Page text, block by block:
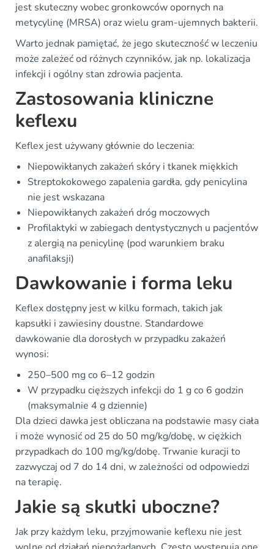
jest skuteczny wobec gronkowców opornych na
metycylinę (MRSA) oraz wielu gram-ujemnych bakterii.
Warto jednak pamiętać, że jego skuteczność w leczeniu
może zależeć od różnych czynników, jak np. lokalizacja
infekcji i ogólny stan zdrowia pacjenta.
Zastosowania kliniczne
keflexu
Keflex jest używany głównie do leczenia:
Niepowikłanych zakażeń skóry i tkanek miękkich
Streptokokowego zapalenia gardła, gdy penicylina
nie jest wskazana
Niepowikłanych zakażeń dróg moczowych
Profilaktyki w zabiegach dentystycznych u pacjentów
z alergią na penicylinę (pod warunkiem braku
anafilaksji)
Dawkowanie i forma leku
Keflex dostępny jest w kilku formach, takich jak
kapsułki i zawiesiny doustne. Standardowe
dawkowanie dla dorosłych w przypadku zakażeń
wynosi:
250–500 mg co 6–12 godzin
W przypadku cięższych infekcji do 1 g co 6 godzin
(maksymalnie 4 g dziennie)
Dla dzieci dawka jest obliczana na podstawie masy ciała
i może wynosić od 25 do 50 mg/kg/dobę, w ciężkich
przypadkach do 100 mg/kg/dobę. Trwanie kuracji to
zazwyczaj od 7 do 14 dni, w zależności od odpowiedzi
na terapię.
Jakie są skutki uboczne?
Jak przy każdym leku, przyjmowanie keflexu nie jest